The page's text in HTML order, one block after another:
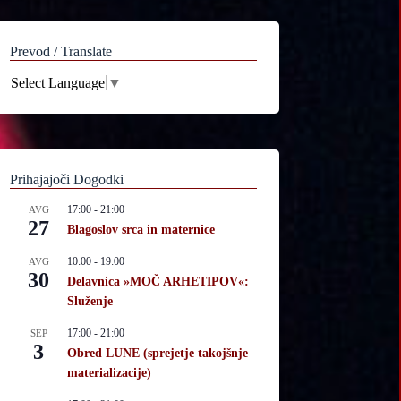
Prevod / Translate
Select Language ▼
Prihajajoči Dogodki
AVG
27
17:00 -21:00
Blagoslov srca in maternice
AVG
30
10:00 - 19:00
Delavnica »MOČ ARHETIPOV«:
Služenje
SEP
3
17:00 -21:00
Obred LUNE (sprejetje takojšnje
materializacije)